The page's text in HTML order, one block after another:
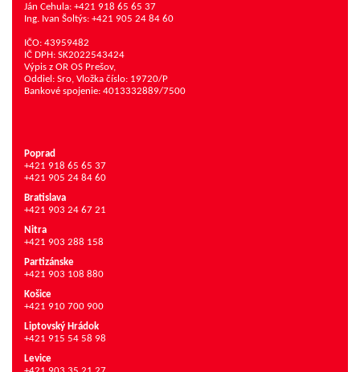
Ján Cehula: +421 918 65 65 37
Ing. Ivan Šoltýs: +421 905 24 84 60
IČO: 43959482
IČ DPH: SK2022543424
Výpis z OR OS Prešov,
Oddiel: Sro, Vložka číslo: 19720/P
Bankové spojenie: 4013332889/7500
Poprad
+421 918 65 65 37
+421 905 24 84 60
Bratislava
+421 903 24 67 21
Nitra
+421 903 288 158
Partizánske
+421 903 108 880
Košice
+421 910 700 900
Liptovský Hrádok
+421 915 54 58 98
Levice